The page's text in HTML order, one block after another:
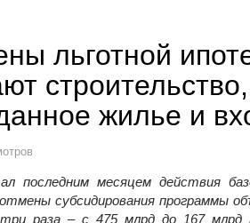
льготной
жилье и
последним месяцем действия
субсидирования программы
раза – с 475 млрд до 167 млрд